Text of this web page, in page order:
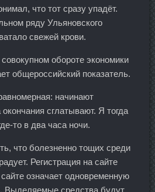
что тот сразу упадёт.
ряду Ульяновского
свежей крови.
обороте экономики
общероссийский показатель.
начинают
сглатывают. Я тогда
то в два часа ночи.
что болезненно тощих среди
Регистрация на сайте
означает одновременную
Выделяемые средства будут